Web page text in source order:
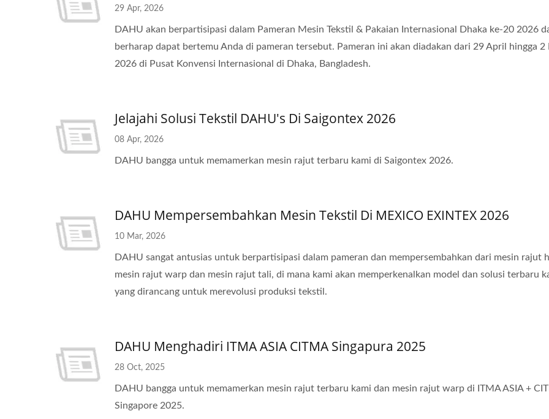
29 Apr, 2026
DAHU akan berpartisipasi dalam Pameran Mesin Tekstil & Pakaian Internasional Dhaka ke-20 2026
berharap dapat bertemu Anda di pameran tersebut. Pameran ini akan diadakan dari 29 April hingga 2
2026 di Pusat Konvensi Internasional di Dhaka, Bangladesh.
Jelajahi Solusi Tekstil DAHU's Di Saigontex 2026
08 Apr, 2026
DAHU bangga untuk memamerkan mesin rajut terbaru kami di Saigontex 2026.
DAHU Mempersembahkan Mesin Tekstil Di MEXICO EXINTEX 2026
10 Mar, 2026
DAHU sangat antusias untuk berpartisipasi dalam pameran dan mempersembahkan dari mesin rajut
mesin rajut warp dan mesin rajut tali, di mana kami akan memperkenalkan model dan solusi terbaru
yang dirancang untuk merevolusi produksi tekstil.
DAHU Menghadiri ITMA ASIA CITMA Singapura 2025
28 Oct, 2025
DAHU bangga untuk memamerkan mesin rajut terbaru kami dan mesin rajut warp di ITMA ASIA +
Singapore 2025.
Mesin Rajut Croche 30 Inci
Otomatis